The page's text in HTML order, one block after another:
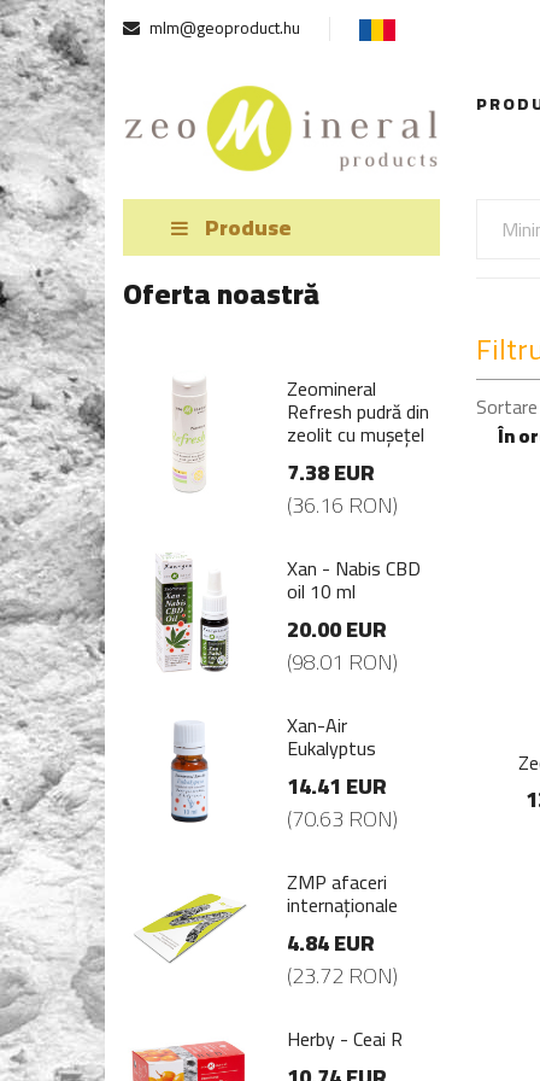
mlm@geoproduct.hu
Produse
Oferta noastră
pudră din
cu mușețel
EUR
RON)
Nabis CBD
ml
EUR
RON)
Air
EUR
RON)
afaceri
EUR
RON)
- Ceai R
Zeomineral
Refresh pudră din
zeolit cu mușețel
7.38 EUR
(36.16 RON)
Xan - Nabis CBD
oil 10 ml
20.00 EUR
(98.01 RON)
Xan-Air
Eukalyptus
14.41 EUR
(70.63 RON)
ZMP afaceri
internaționale
4.84 EUR
(23.72 RON)
Herby - Ceai R
Sortare
În